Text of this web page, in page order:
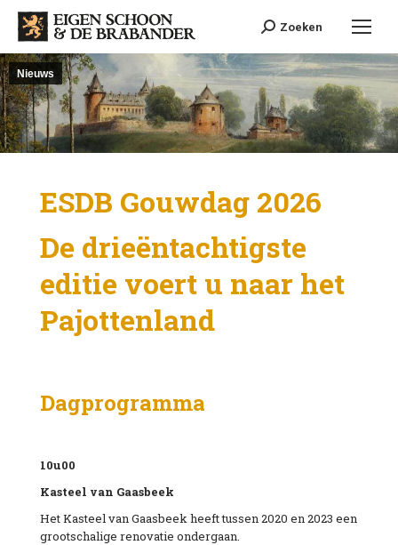
Search:Zoeken
Nieuws
ESDB Gouwdag 2026
De drieëntachtigste
editie voert u naar het
Pajottenland
Dagprogramma
10u00
Kasteel van Gaasbeek
Het Kasteel van Gaasbeek heeft tussen 2020 en 2023 een
grootschalige renovatie ondergaan.